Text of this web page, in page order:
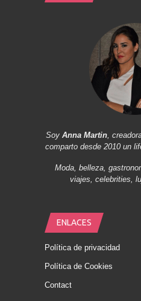
Soy Anna Martin,
comparto desde 2010 un
Moda, belleza,
viajes, celebrities,
ENLACES
Política de privacidad
Política de Cookies
Contact